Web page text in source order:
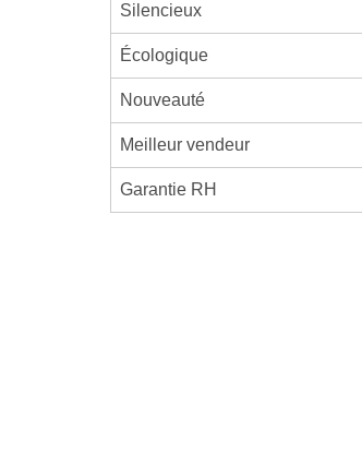
Silencieux
Écologique
Nouveauté
Meilleur vendeur
Garantie RH